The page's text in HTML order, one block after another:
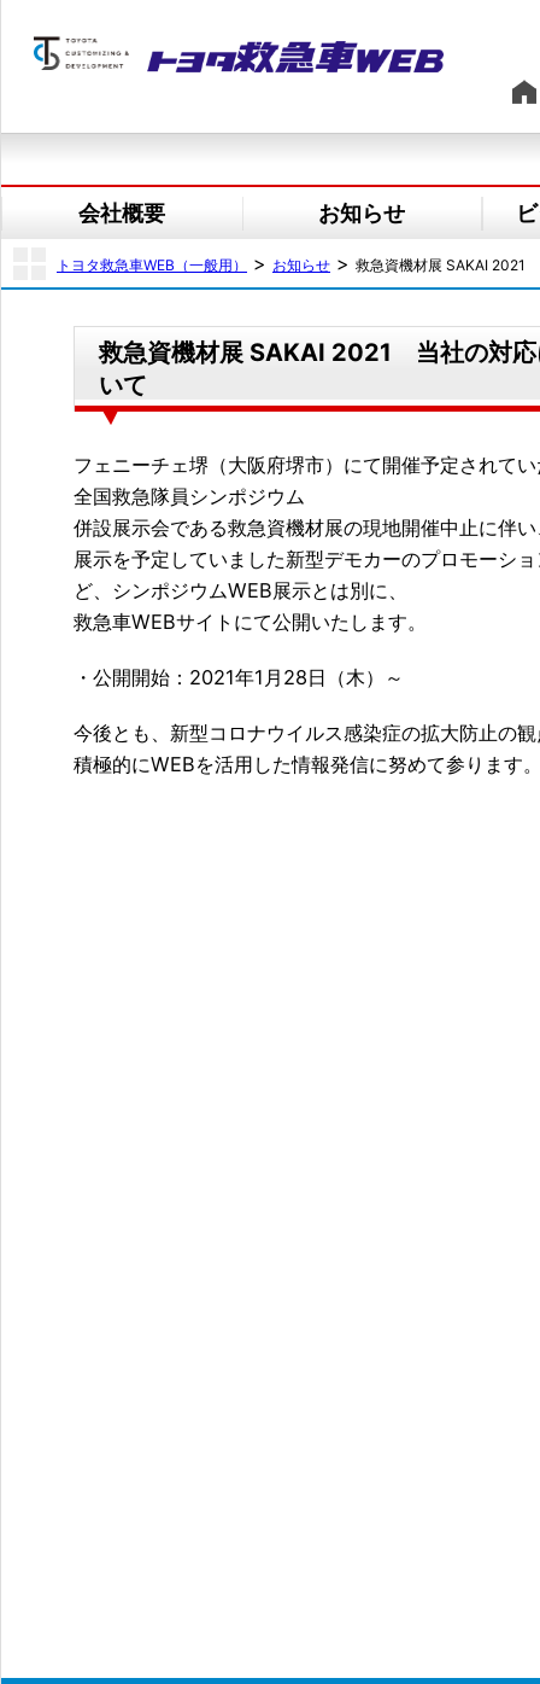
会社概要 お知らせ
トヨタ救急車WEB（一般用） > お知らせ > 救急資機材展 SAKAI 2021
救急資機材展 SAKAI 2021 当社の対応
いて
フェニーチェ堺（大阪府堺市）にて開催予定されて
全国救急隊員シンポジウム
併設展示会である救急資機材展の現地開催中止に伴
展示を予定していました新型デモカーのプロモーシ
ど、シンポジウムWEB展示とは別に、
救急車WEBサイトにて公開いたします。
・公開開始：2021年1月28日（木）～
今後とも、新型コロナウイルス感染症の拡大防止の
積極的にWEBを活用した情報発信に努めて参ります